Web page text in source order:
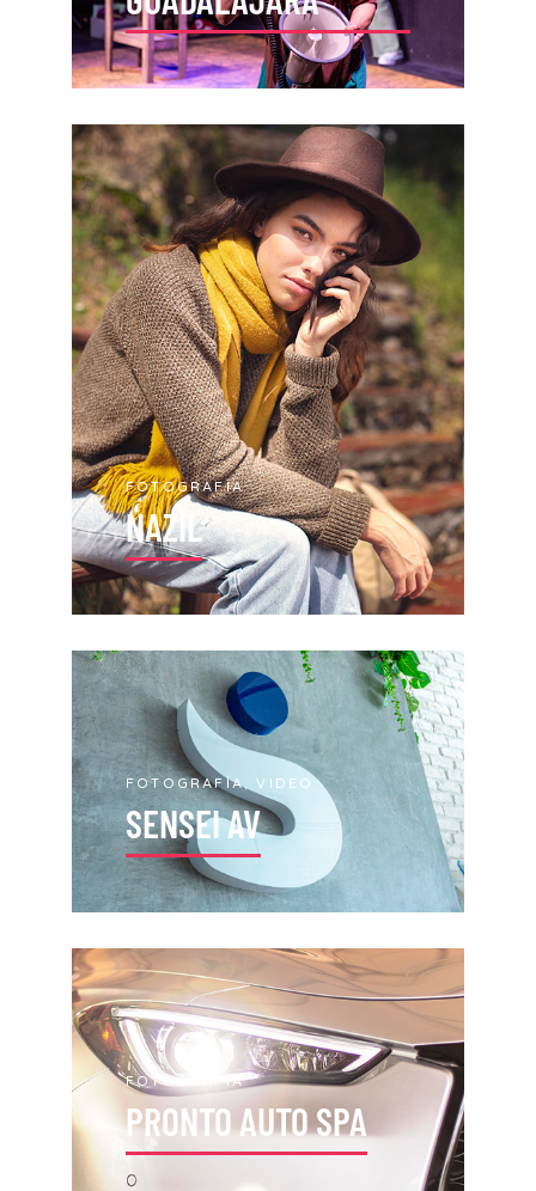
FOTOGRAFÍA
NAZIL
FOTOGRAFÍA, VIDEO
SENSEI AV
FOTOGRAFÍA
PRONTO AUTO SPA